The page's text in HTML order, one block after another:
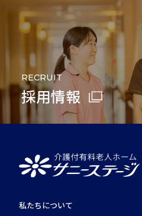
RECRUIT
採用情報
私たちについて